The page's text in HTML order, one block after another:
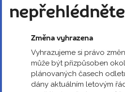
nepřehlédněte
Změna vyhrazena
Vyhrazujeme si právo
může být přizpůsoben
plánovaných časech
dány aktuálním letovým